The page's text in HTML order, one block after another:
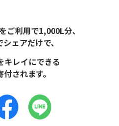
ご利用で1,000L分、
ェアだけで、
キレイにできる
されます。